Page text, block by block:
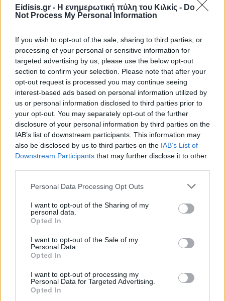
Eidisis.gr - Η ενημερωτική πύλη του Κιλκίς - Do
Not Process My Personal Information
If you wish to opt-out of the sale, sharing to third parties, or
processing of your personal or sensitive information for
targeted advertising by us, please use the below opt-out
section to confirm your selection. Please note that after your
opt-out request is processed you may continue seeing
interest-based ads based on personal information utilized by
us or personal information disclosed to third parties prior to
your opt-out. You may separately opt-out of the further
disclosure of your personal information by third parties on the
IAB’s list of downstream participants. This information may
also be disclosed by us to third parties on the IAB’s List of
Downstream Participants that may further disclose it to other
Personal Data Processing Opt Outs
I want to opt-out of the Sharing of my
personal data.
Opted In
I want to opt-out of the Sale of my
Personal Data.
Opted In
I want to opt-out of processing my
Personal Data for Targeted Advertising.
Opted In
Πρωινή